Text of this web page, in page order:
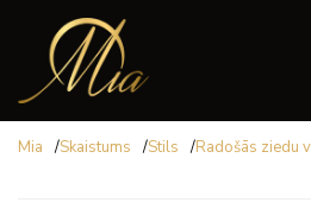
Mia /Skaistums /Stils /Radošās ziedu